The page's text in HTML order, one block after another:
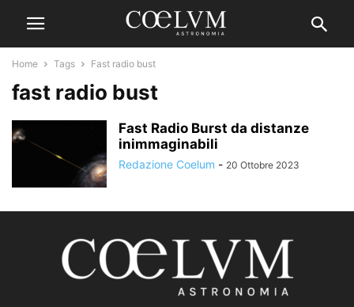
Home Tags Fast radio bust
fast radio bust
Fast Radio Burst da distanze
inimmaginabili
Redazione Coelum - 20 Ottobre 2023